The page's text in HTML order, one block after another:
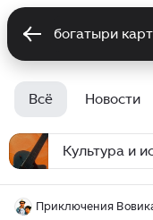
Всё Новости
Культура и
Приключения